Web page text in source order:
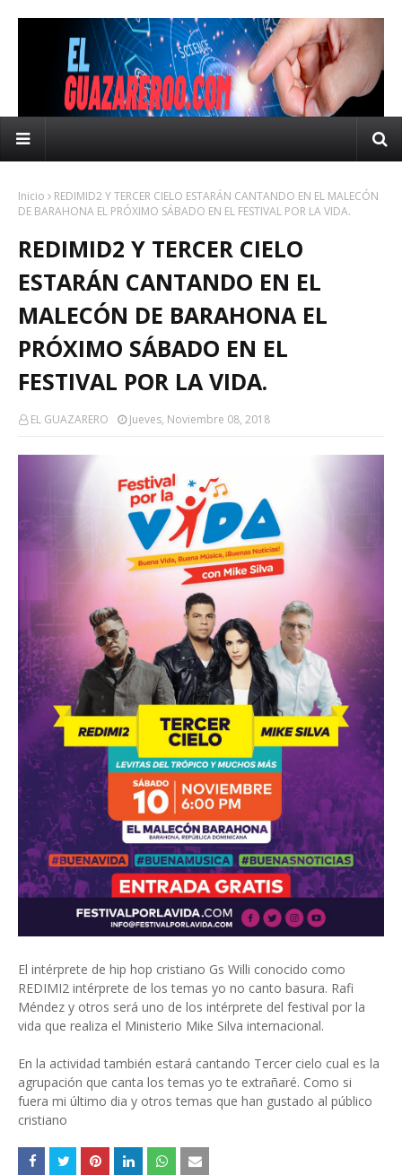
Inicio
REDIMID2 Y TERCER CIELO ESTARÁN CANTANDO EN EL MALECÓN
DE BARAHONA EL PRÓXIMO SÁBADO EN EL FESTIVAL POR LA VIDA.
REDIMID2 Y TERCER CIELO
ESTARÁN CANTANDO EN EL
MALECÓN DE BARAHONA EL
PRÓXIMO SÁBADO EN EL
FESTIVAL POR LA VIDA.
EL GUAZARERO Jueves, Noviembre 08, 2018
El intérprete de hip hop cristiano Gs Willi conocido como
REDIMI2 intérprete de los temas yo no canto basura. Rafi
Méndez y otros será uno de los intérprete del festival por la
vida que realiza el Ministerio Mike Silva internacional.
En la actividad también estará cantando Tercer cielo cual es la
agrupación que canta los temas yo te extrañaré. Como si
fuera mi último dia y otros temas que han gustado al público
cristiano